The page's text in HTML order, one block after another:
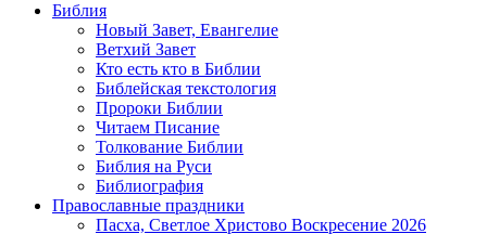
Библия
Новый Завет, Евангелие
Ветхий Завет
Кто есть кто в Библии
Библейская текстология
Пророки Библии
Читаем Писание
Толкование Библии
Библия на Руси
Библиография
Православные праздники
Пасха, Светлое Христово Воскресение 2026